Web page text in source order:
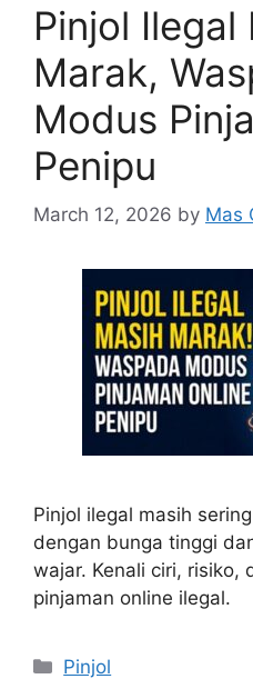
Pinjol Ilegal
Marak,
Modus
Penipu
March 12, 2026 by Mas
Pinjol ilegal masih
dengan bunga tinggi
wajar. Kenali ciri, risiko,
pinjaman online ilegal.
Categories
Pinjol